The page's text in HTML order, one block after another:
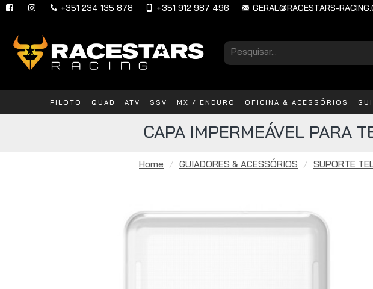
+351 234 135 878 +351 912 987 496 GERAL@RACESTARS-
PILOTO QUAD ATV SSV MX / ENDURO OFICINA & ACESSÓRIOS
Home GUIADORES & ACESSÓRIOS SUPORTE
CAPA IMPERMEÁVEL PARA